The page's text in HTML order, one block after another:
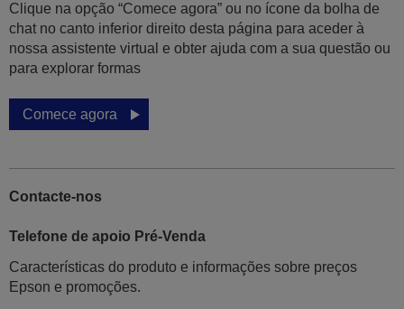
Clique na opção “Comece agora” ou no ícone da bolha de
chat no canto inferior direito desta página para aceder à
nossa assistente virtual e obter ajuda com a sua questão ou
para explorar formas
Comece agora
Contacte-nos
Telefone de apoio Pré-Venda
Características do produto e informações sobre preços
Epson e promoções.